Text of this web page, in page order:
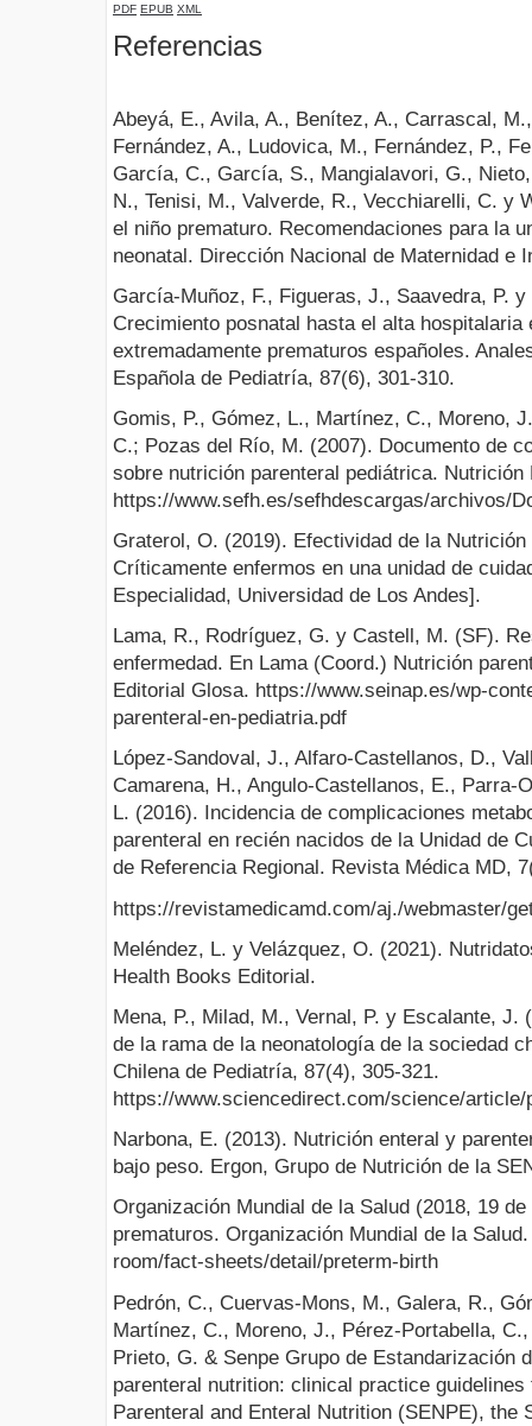
PDF EPUB XML
Referencias
Abeyá, E., Avila, A., Benítez, A., Carrascal,
Fernández, A., Ludovica, M., Fernández, P.,
García, C., García, S., Mangialavori, G.,
N., Tenisi, M., Valverde, R., Vecchiarelli, C. y
el niño prematuro. Recomendaciones para la
neonatal. Dirección Nacional de Maternidad e
García-Muñoz, F., Figueras, J., Saavedra, P.
Crecimiento posnatal hasta el alta hospitalaria
extremadamente prematuros españoles.
Española de Pediatría, 87(6), 301-310.
Gomis, P., Gómez, L., Martínez, C., Moreno,
C.; Pozas del Río, M. (2007). Documento de
sobre nutrición parenteral pediátrica.
https://www.sefh.es/sefhdescargas/archivos/
Graterol, O. (2019). Efectividad de la
Críticamente enfermos en una unidad de
Especialidad, Universidad de Los Andes].
Lama, R., Rodríguez, G. y Castell, M. (SF).
enfermedad. En Lama (Coord.) Nutrición
Editorial Glosa. https://www.seinap.es/wp-
parenteral-en-pediatria.pdf
López-Sandoval, J., Alfaro-Castellanos, D.,
Camarena, H., Angulo-Castellanos, E., Parra-
L. (2016). Incidencia de complicaciones
parenteral en recién nacidos de la Unidad de
de Referencia Regional. Revista Médica MD,
https://revistamedicamd.com/aj./webmaster/
Meléndez, L. y Velázquez, O. (2021).
Health Books Editorial.
Mena, P., Milad, M., Vernal, P. y Escalante, J.
de la rama de la neonatología de la sociedad
Chilena de Pediatría, 87(4), 305-321.
https://www.sciencedirect.com/science/article/
Narbona, E. (2013). Nutrición enteral y
bajo peso. Ergon, Grupo de Nutrición de la
Organización Mundial de la Salud (2018, 19
prematuros. Organización Mundial de la
room/fact-sheets/detail/preterm-birth
Pedrón, C., Cuervas-Mons, M., Galera, R.,
Martínez, C., Moreno, J., Pérez-Portabella,
Prieto, G. & Senpe Grupo de Estandarización
parenteral nutrition: clinical practice
Parenteral and Enteral Nutrition (SENPE), the